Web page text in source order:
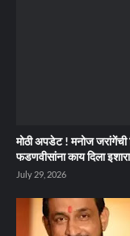
मोठी अपडेट ! मनोज जरांगेंची
फडणवीसांना काय दिला
July 29, 2026